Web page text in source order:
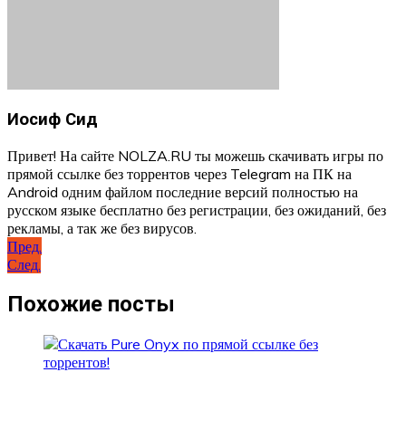
Иосиф Сид
Привет! На сайте NOLZA.RU ты можешь скачивать игры по
прямой ссылке без торрентов через Telegram на ПК на
Android одним файлом последние версий полностью на
русском языке бесплатно без регистрации, без ожиданий, без
рекламы, а так же без вирусов.
Навигация
по
записям
Пред.
След.
Похожие посты